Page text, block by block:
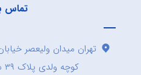
تماس
تهران میدان ولیعصر
کوچه ولدی پلاک ۳۹ ساختمان کریم خان